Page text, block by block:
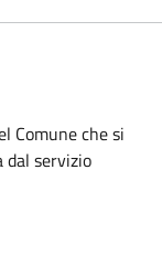
Comune che si
servizio